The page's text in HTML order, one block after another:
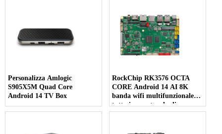
Personalizza Amlogic
S905X5M Quad Core
Android 14 TV Box
RockChip RK3576 OCTA
CORE Android 14 AI 8K
banda wifi multifunzionale
tutto in una tavola di
controllo